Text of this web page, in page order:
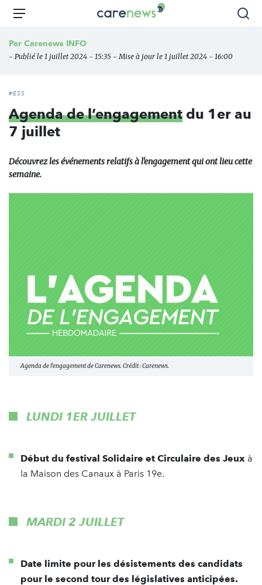
Aller
principal
Carenews,
des
Menu
Par Carenews INFO
- Publié le 1 juillet 2024 - 15:35 - Mise à jour le 1 juillet 2024 - 16:00
#ESS
Agenda de l’engagement du 1er au
7 juillet
Découvrez les événements relatifs à l'engagement qui ont lieu cette
semaine.
Agenda de l'engagement de Carenews. Crédit : Carenews.
LUNDI 1ER JUILLET
Début du festival Solidaire et Circulaire des Jeux à
la Maison des Canaux à Paris 19e.
MARDI 2 JUILLET
Date limite pour les désistements des candidats
pour le second tour des législatives anticipées.